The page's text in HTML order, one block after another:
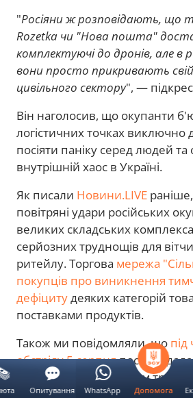
"Росіяни ж розповідають, що
Rozetka чи "Нова пошта"
комплектуючі до дронів, але в
вони просто прикривають
цивільного сектору", —
Він наголосив, що окупанти
логістичних точках виключно
посіяти паніку серед людей та
внутрішній хаос в Україні.
Як писали Новини.LIVE
повітряні удари російських
великих складських
серйозних труднощів для
ритейлу. Торгова мережа
покупців про виникнення
дефіцитудеяких категорій
поставками продуктів.
Також ми повідомляли, що під
обстрілу 5 серпняпостраждала
інфраструктура загалом
українських та міжнародних
Допомога
Опитування WhatsApp